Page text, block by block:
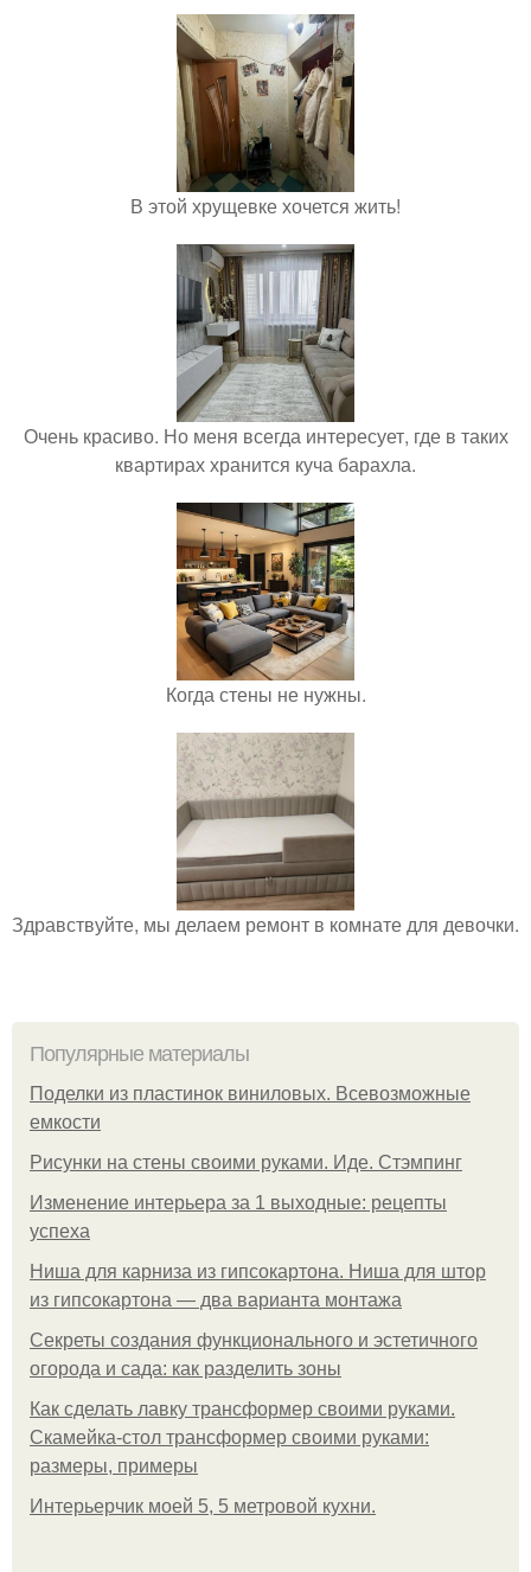
В этой хрущевке хочется жить!
Очень красиво. Но меня всегда интересует, где в таких
квартирах хранится куча барахла.
Когда стены не нужны.
Здравствуйте, мы делаем ремонт в комнате для девочки.
Популярные материалы
Поделки из пластинок виниловых. Всевозможные
емкости
Рисунки на стены своими руками. Иде. Стэмпинг
Изменение интерьера за 1 выходные: рецепты
успеха
Ниша для карниза из гипсокартона. Ниша для штор
из гипсокартона — два варианта монтажа
Секреты создания функционального и эстетичного
огорода и сада: как разделить зоны
Как сделать лавку трансформер своими руками.
Скамейка-стол трансформер своими руками:
размеры, примеры
Интерьерчик моей 5, 5 метровой кухни.